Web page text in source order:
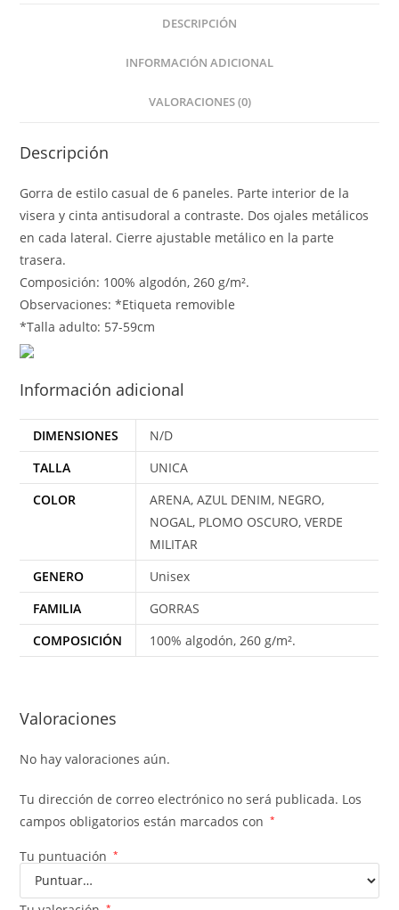
DESCRIPCIÓN
INFORMACIÓN ADICIONAL
VALORACIONES (0)
Descripción
Gorra de estilo casual de 6 paneles. Parte interior de la
visera y cinta antisudoral a contraste. Dos ojales metálicos
en cada lateral. Cierre ajustable metálico en la parte
trasera.
Composición: 100% algodón, 260 g/m².
Observaciones: *Etiqueta removible
*Talla adulto: 57-59cm
Información adicional
DIMENSIONES
N/D
TALLA
UNICA
COLOR
ARENA, AZUL DENIM, NEGRO,
NOGAL, PLOMO OSCURO, VERDE
MILITAR
GENERO
Unisex
FAMILIA
GORRAS
COMPOSICIÓN
100% algodón, 260 g/m².
Valoraciones
No hay valoraciones aún.
Tu dirección de correo electrónico no será publicada. Los
campos obligatorios están marcados con
*
Tu puntuación *
*